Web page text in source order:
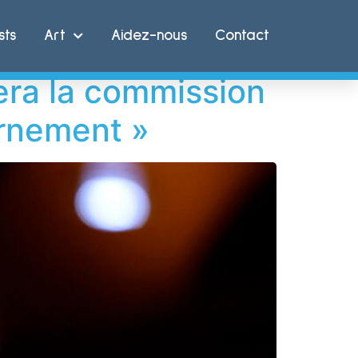
Art Aidez-nous Contact
la commission
»